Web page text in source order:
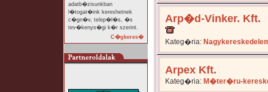
adatb�zisunkban
l�togat�ink kereshetnek
c�gn�v, telep�l�s, �s
tev�kenys�gi k�r szerint.
C�gkeres�
Arp�d-Vinker. Kft.
Kateg�ria:
Arpex Kft.
Kateg�ria: M�ter�ru-